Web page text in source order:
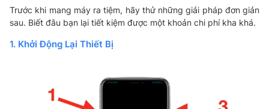
Trước khi mang máy ra tiệm, hãy thử những giải pháp đơn giản
sau. Biết đâu bạn lại tiết kiệm được một khoản chi phí kha khá.
1. Khởi Động Lại Thiết Bị